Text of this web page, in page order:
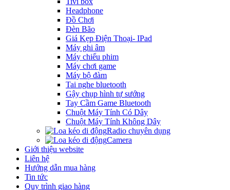
Headphone
Đồ Chơi
Đèn Bão
Giá Kẹp Điện Thoại- IPad
Máy ghi âm
Máy chiếu phim
Máy chơi game
Máy bộ đàm
Tai nghe bluetooth
Gậy chụp hình tự sướng
Tay Cầm Game Bluetooth
Chuột Máy Tính Có Dây
Chuột Máy Tính Không Dây
Radio chuyên dụng
Camera
Giới thiệu website
Liên hệ
Hướng dẫn mua hàng
Tin tức
Quy trình giao hàng